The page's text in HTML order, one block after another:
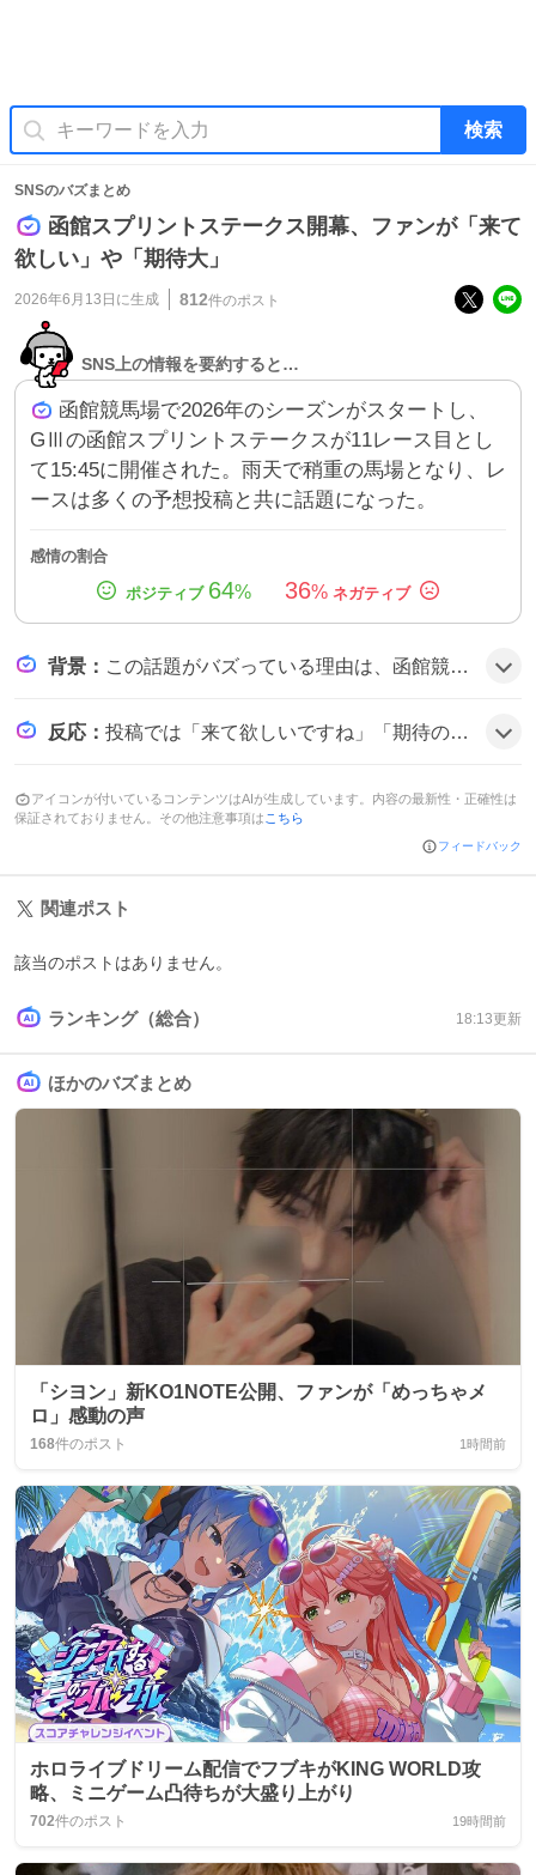
検索
SNSのバズまとめ
函館スプリントステークス開幕、ファンが「来て
欲しい」や「期待大」
2026年6月13日 に生成 812件のポスト
SNS上の情報を要約すると…
函館競馬場で2026年のシーズンがスタートし、
GⅢの函館スプリントステークスが11レース目とし
て15:45に開催された。雨天で稍重の馬場となり、レ
ースは多くの予想投稿と共に話題になった。
感情の割合
64% 36%
背景 ： この話題がバズっている理由は、函館競馬場の130周年開設を記念した開幕週にGⅢの函館スプリントステークスが設定され、ファンが新レースや特設ショップに期待感を抱いたことがきっかけとみられる。
反応 ： 投稿では「来て欲しいですね」「期待の声が多い」「楽しそう」などのコメントが目立ち、ファンがレースや特設ターフィーショップにワクワクしている様子がうかがえる。
アイコンが付いているコンテンツはAIが生成しています。内容の最新性・正確性は
保証されておりません。その他注意事項は こちら
フィードバック
関連ポスト
該当のポストはありません。
ランキング（総合） 18:13更新
ほかのバズまとめ
「シヨン」新KO1NOTE公開、ファンが「めっちゃメ
ロ」感動の声
168件のポスト 1時間前
ホロライブドリーム配信でフブキがKING WORLD攻
略、ミニゲーム凸待ちが大盛り上がり
702件のポスト 19時間前